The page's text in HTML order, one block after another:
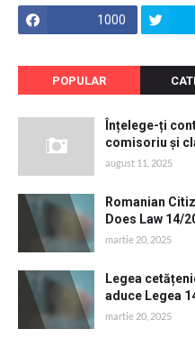
1000
POPULAR
Înțelege-ți
comisoriu și
august 11, 2025
Romanian
Does Law 14/
martie 20, 2025
Legea
aduce Legea
martie 20, 2025